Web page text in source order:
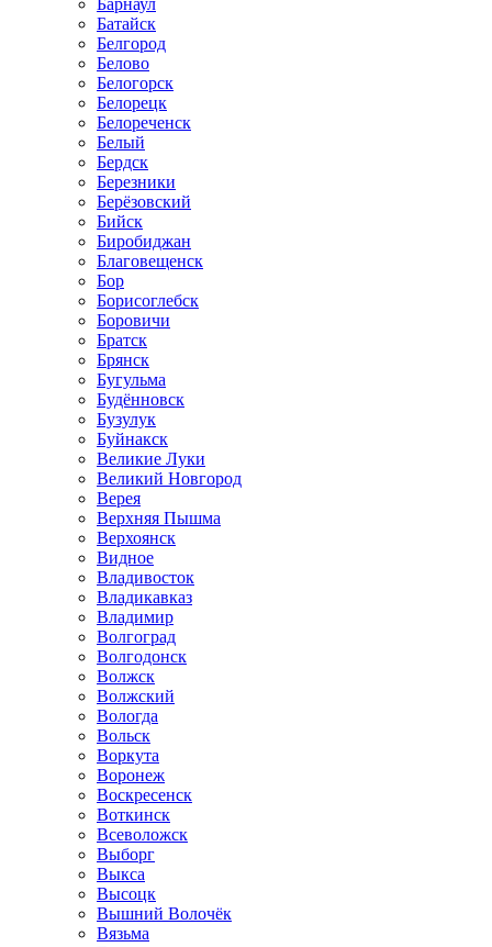
Барнаул
Батайск
Белгород
Белово
Белогорск
Белорецк
Белореченск
Белый
Бердск
Березники
Берёзовский
Бийск
Биробиджан
Благовещенск
Бор
Борисоглебск
Боровичи
Братск
Брянск
Бугульма
Будённовск
Бузулук
Буйнакск
Великие Луки
Великий Новгород
Верея
Верхняя Пышма
Верхоянск
Видное
Владивосток
Владикавказ
Владимир
Волгоград
Волгодонск
Волжск
Волжский
Вологда
Вольск
Воркута
Воронеж
Воскресенск
Воткинск
Всеволожск
Выборг
Выкса
Высоцк
Вышний Волочёк
Вязьма